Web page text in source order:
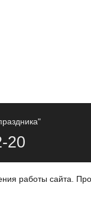
20
работы сайта.